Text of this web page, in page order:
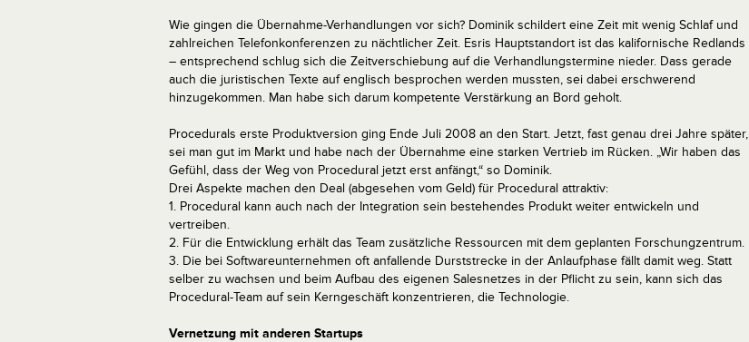
Wie gingen die Übernahme-Verhandlungen vor sich? Dominik schildert eine Zeit mit wenig Schlaf und
zahlreichen Telefonkonferenzen zu nächtlicher Zeit. Esris Hauptstandort ist das kalifornische Redlands
– entsprechend schlug sich die Zeitverschiebung auf die Verhandlungstermine nieder. Dass gerade
auch die juristischen Texte auf englisch besprochen werden mussten, sei dabei erschwerend
hinzugekommen. Man habe sich darum kompetente Verstärkung an Bord geholt.
Procedurals erste Produktversion ging Ende Juli 2008 an den Start. Jetzt, fast genau drei Jahre später,
sei man gut im Markt und habe nach der Übernahme eine starken Vertrieb im Rücken. „Wir haben das
Gefühl, dass der Weg von Procedural jetzt erst anfängt,“ so Dominik.
Drei Aspekte machen den Deal (abgesehen vom Geld) für Procedural attraktiv:
1. Procedural kann auch nach der Integration sein bestehendes Produkt weiter entwickeln und
vertreiben.
2. Für die Entwicklung erhält das Team zusätzliche Ressourcen mit dem geplanten Forschungzentrum.
3. Die bei Softwareunternehmen oft anfallende Durststrecke in der Anlaufphase fällt damit weg. Statt
selber zu wachsen und beim Aufbau des eigenen Salesnetzes in der Pflicht zu sein, kann sich das
Procedural-Team auf sein Kerngeschäft konzentrieren, die Technologie.
Vernetzung mit anderen Startups